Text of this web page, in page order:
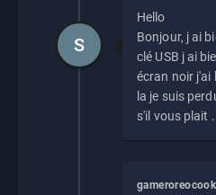
Hello
Bonjour, j ai
clé USB j ai
écran noir j'ai
la je suis
s'il vous plait
S